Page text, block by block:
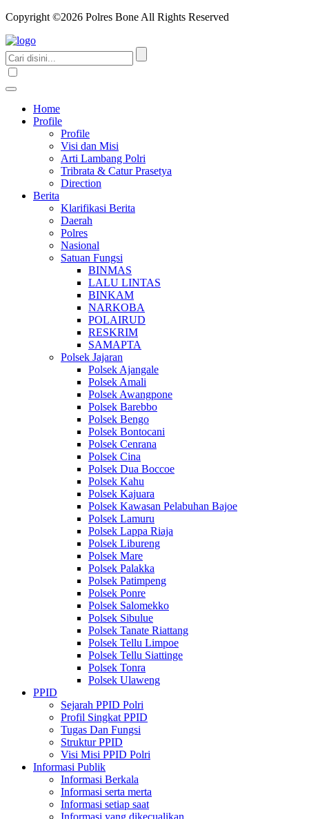
Copyright ©2026 Polres Bone All Rights Reserved
Home
Profile
Profile
Visi dan Misi
Arti Lambang Polri
Tribrata & Catur Prasetya
Direction
Berita
Klarifikasi Berita
Daerah
Polres
Nasional
Satuan Fungsi
BINMAS
LALU LINTAS
BINKAM
NARKOBA
POLAIRUD
RESKRIM
SAMAPTA
Polsek Jajaran
Polsek Ajangale
Polsek Amali
Polsek Awangpone
Polsek Barebbo
Polsek Bengo
Polsek Bontocani
Polsek Cenrana
Polsek Cina
Polsek Dua Boccoe
Polsek Kahu
Polsek Kajuara
Polsek Kawasan Pelabuhan Bajoe
Polsek Lamuru
Polsek Lappa Riaja
Polsek Libureng
Polsek Mare
Polsek Palakka
Polsek Patimpeng
Polsek Ponre
Polsek Salomekko
Polsek Sibulue
Polsek Tanate Riattang
Polsek Tellu Limpoe
Polsek Tellu Siattinge
Polsek Tonra
Polsek Ulaweng
PPID
Sejarah PPID Polri
Profil Singkat PPID
Tugas Dan Fungsi
Struktur PPID
Visi Misi PPID Polri
Informasi Publik
Informasi Berkala
Informasi serta merta
Informasi setiap saat
Informasi yang dikecualikan